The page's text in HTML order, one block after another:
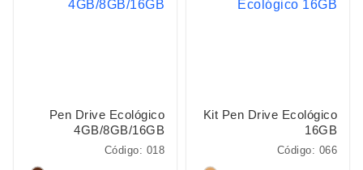
Pen Drive Ecológico
4GB/8GB/16GB
Código: 018
Kit Pen Drive Ecológico
16GB
Código: 066